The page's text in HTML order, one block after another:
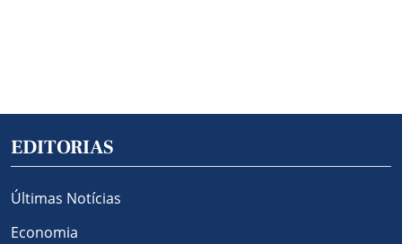
EDITORIAS
Últimas Notícias
Economia